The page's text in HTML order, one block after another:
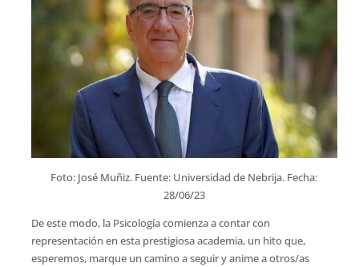
Foto: José Muñiz. Fuente: Universidad de Nebrija. Fecha:
28/06/23
De este modo, la Psicología comienza a contar con
representación en esta prestigiosa academia, un hito que,
esperemos, marque un camino a seguir y anime a otros/as